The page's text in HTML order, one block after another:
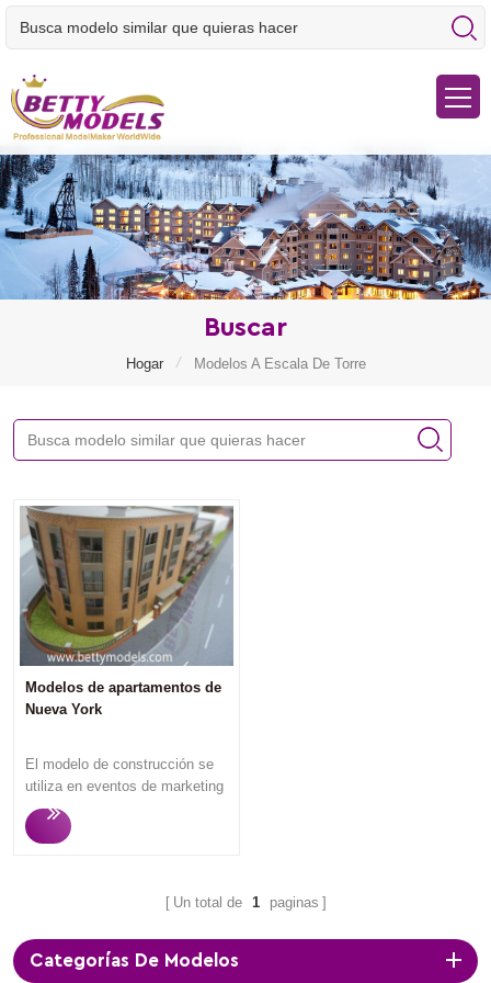
Buscar
Hogar / Modelos A Escala De Torre
Modelos de apartamentos de
Nueva York
El modelo de construcción se
utiliza en eventos de marketing
o se exhibe en la oficina de
ventas de bienes raíces para
que los espectadores pueden
una vez que miran los modelos
de construcción . Betty Models
Un total de 1 paginas
Categorías De Modelos